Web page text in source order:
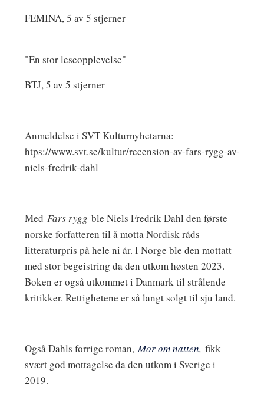
FEMINA, 5 av 5 stjerner
"En stor leseopplevelse"
BTJ, 5 av 5 stjerner
Anmeldelse i SVT Kulturnyhetarna:
htps://www.svt.se/kultur/recension-av-fars-rygg-av-
niels-fredrik-dahl
Med Fars rygg ble Niels Fredrik Dahl den første
norske forfatteren til å motta Nordisk råds
litteraturpris på hele ni år. I Norge ble den mottatt
med stor begeistring da den utkom høsten 2023.
Boken er også utkommet i Danmark til strålende
kritikker. Rettighetene er så langt solgt til sju land.
Også Dahls forrige roman,Mor om natten, fikk
svært god mottagelse da den utkom i Sverige i
2019.